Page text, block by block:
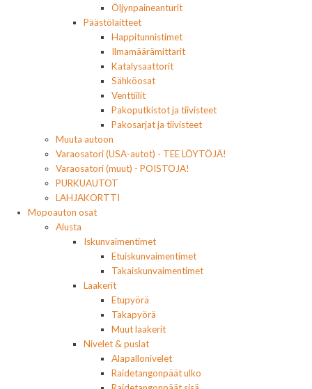
Öljynpaineanturit
Päästölaitteet
Happitunnistimet
Ilmamäärämittarit
Katalysaattorit
Sähköosat
Venttiilit
Pakoputkistot ja tiivisteet
Pakosarjat ja tiivisteet
Muuta autoon
Varaosatori (USA-autot) - TEE LÖYTÖJÄ!
Varaosatori (muut) - POISTOJA!
PURKUAUTOT
LAHJAKORTTI
Mopoauton osat
Alusta
Iskunvaimentimet
Etuiskunvaimentimet
Takaiskunvaimentimet
Laakerit
Etupyörä
Takapyörä
Muut laakerit
Nivelet & puslat
Alapallonivelet
Raidetangonpäät ulko